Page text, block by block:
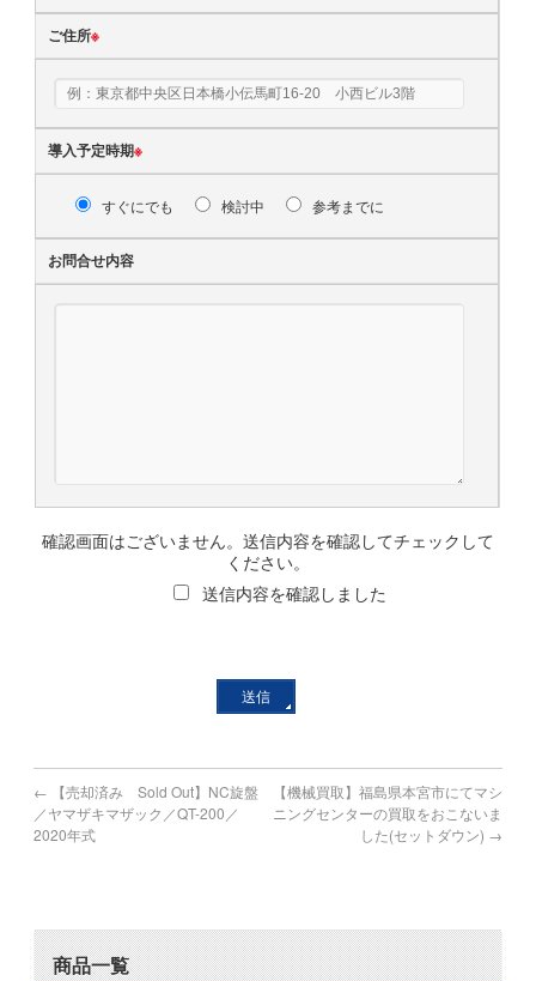
ご住所※
導入予定時期※
すぐにでも 検討中 参考までに
お問合せ内容
確認画面はございません。送信内容を確認してチェックして
ください。
送信内容を確認しました
← 【売却済み Sold Out】NC旋盤
／ヤマザキマザック／QT-200／
2020年式
【機械買取】福島県本宮市にてマシ
ニングセンターの買取をおこないま
した(セットダウン) →
商品一覧